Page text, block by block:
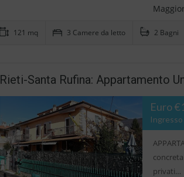
121 mq 3 Camere da letto 2 Bagni
Rieti-Santa Rufina: Appartamento
Euro
privati…